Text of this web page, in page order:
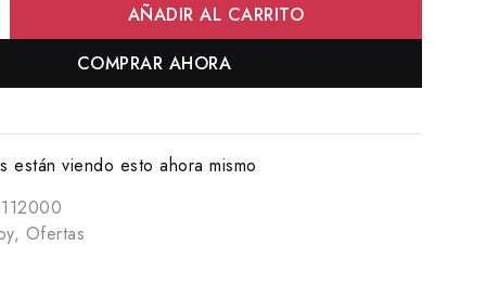
AÑADIR AL CARRITO
COMPRAR AHORA
están viendo esto ahora mismo
, Ofertas